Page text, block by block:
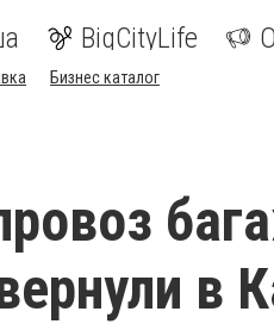
BigCityLife
Бизнес каталог
в